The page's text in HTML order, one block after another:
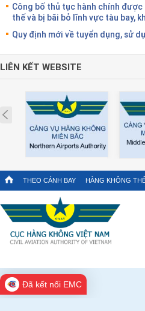
Công bố thủ tục hành chính
thế và bị bãi bỏ lĩnh vực tàu bay,
Quy định mới về tuyển dụng, sử
LIÊN KẾT WEBSITE
Prev
THEO CÁNH BAY HÀNG KHÔNG
Đã kết nối EMC